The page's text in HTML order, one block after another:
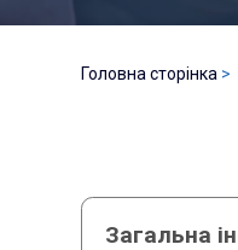
Головна сторінка
Загальна